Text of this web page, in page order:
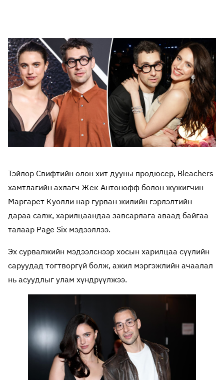
Тэйлор Свифтийн олон хит дууны продюсер, Bleachers
хамтлагийн ахлагч Жек Антонофф болон жүжигчин
Маргарет Куолли нар гурван жилийн гэрлэлтийн
дараа салж, харилцаандаа завсарлага аваад байгаа
талаар Page Six мэдээллээ.
Эх сурвалжийн мэдээлснээр хосын харилцаа сүүлийн
саруудад тогтворгүй болж, ажил мэргэжлийн ачаалал
нь асуудлыг улам хүндрүүлжээ.